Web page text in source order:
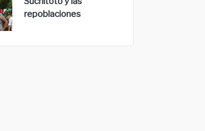
repoblaciones